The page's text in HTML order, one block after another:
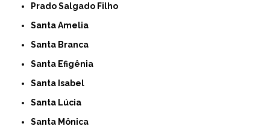
Prado Salgado Filho
Santa Amelia
Santa Branca
Santa Efigênia
Santa Isabel
Santa Lúcia
Santa Mônica